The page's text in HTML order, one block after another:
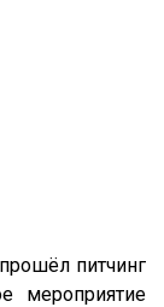
питчинг
мероприятие